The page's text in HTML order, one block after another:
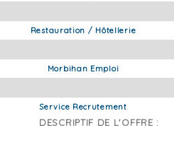
Restauration / Hôtellerie
Morbihan Emploi
Service Recrutement
DESCRIPTIF DE L'OFFRE :